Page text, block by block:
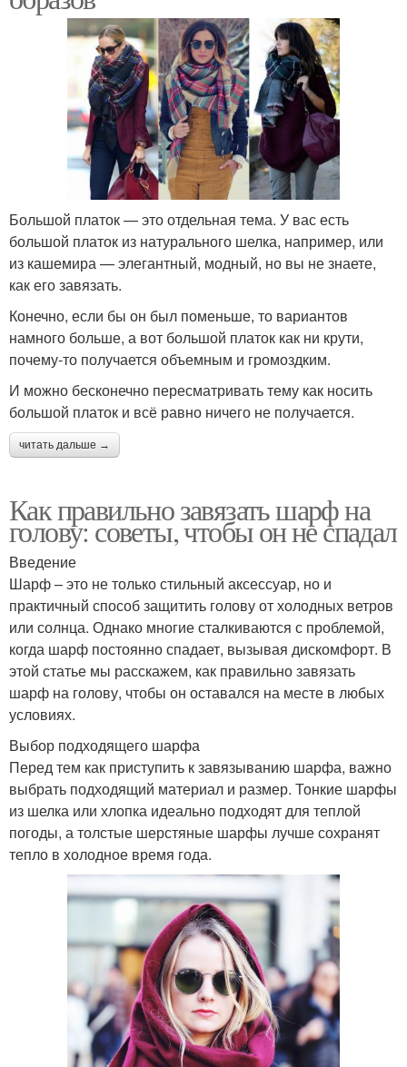
Узор для шарфа
Резинка для детского
шарфа
Шарф с пуховиком Свитер вместо шарфа
Шарф с дубленкой Шарф с пальто
Материалы для
мужских шарфов
Гайды по шарфам
Большой платок — это отдельная тема. У вас есть
большой платок из натурального шелка, например, или
из кашемира — элегантный, модный, но вы не знаете,
как его завязать.
Конечно, если бы он был поменьше, то вариантов
намного больше, а вот большой платок как ни крути,
почему-то получается объемным и громоздким.
И можно бесконечно пересматривать тему как носить
большой платок и всё равно ничего не получается.
читать дальше →
Как правильно завязать шарф на
голову: советы, чтобы он не спадал
Введение
Шарф – это не только стильный аксессуар, но и
практичный способ защитить голову от холодных ветров
или солнца. Однако многие сталкиваются с проблемой,
когда шарф постоянно спадает, вызывая дискомфорт. В
этой статье мы расскажем, как правильно завязать
шарф на голову, чтобы он оставался на месте в любых
условиях.
Выбор подходящего шарфа
Перед тем как приступить к завязыванию шарфа, важно
выбрать подходящий материал и размер. Тонкие шарфы
из шелка или хлопка идеально подходят для теплой
погоды, а толстые шерстяные шарфы лучше сохранят
тепло в холодное время года.